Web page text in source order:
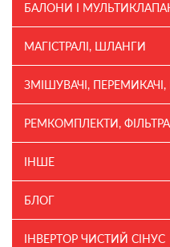
БАЛОНИ І
МАГІСТРАЛІ, ШЛАНГИ
ЗМІШУВАЧІ,
РЕМКОМПЛЕКТИ, ФІЛЬТРА
ІНШЕ
БЛОГ
ІНВЕРТОР ЧИСТИЙ СІНУС